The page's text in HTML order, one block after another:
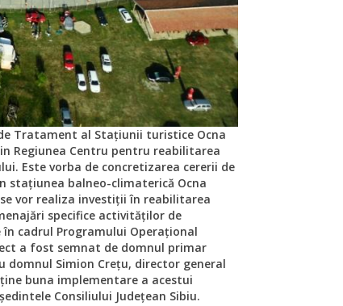
Tratament al Stațiunii turistice Ocna
Regiunea Centru pentru reabilitarea
Este vorba de concretizarea cererii de
stațiunea balneo-climaterică Ocna
vor realiza investiții în reabilitarea
specifice activităților de
cadrul Programului Operațional
a fost semnat de domnul primar
domnul Simion Crețu, director general
buna implementare a acestui
Consiliului Județean Sibiu.